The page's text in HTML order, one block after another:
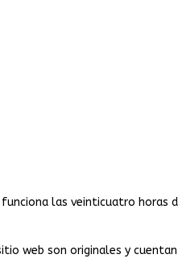
las veinticuatro horas
web son originales y